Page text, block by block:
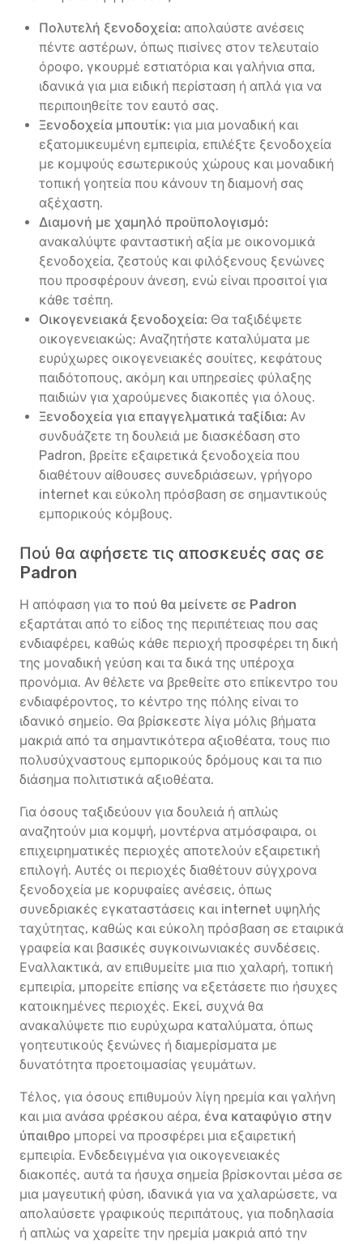
Πολυτελή ξενοδοχεία: απολαύστε ανέσεις
πέντε αστέρων, όπως πισίνες στον τελευταίο
όροφο, γκουρμέ εστιατόρια και γαλήνια σπα,
ιδανικά για μια ειδική περίσταση ή απλά για να
περιποιηθείτε τον εαυτό σας.
Ξενοδοχεία μπουτίκ: για μια μοναδική και
εξατομικευμένη εμπειρία, επιλέξτε ξενοδοχεία
με κομψούς εσωτερικούς χώρους και μοναδική
τοπική γοητεία που κάνουν τη διαμονή σας
αξέχαστη.
Διαμονή με χαμηλό προϋπολογισμό:
ανακαλύψτε φανταστική αξία με οικονομικά
ξενοδοχεία, ζεστούς και φιλόξενους ξενώνες
που προσφέρουν άνεση, ενώ είναι προσιτοί για
κάθε τσέπη.
Οικογενειακά ξενοδοχεία: Θα ταξιδέψετε
οικογενειακώς; Αναζητήστε καταλύματα με
ευρύχωρες οικογενειακές σουίτες, κεφάτους
παιδότοπους, ακόμη και υπηρεσίες φύλαξης
παιδιών για χαρούμενες διακοπές για όλους.
Ξενοδοχεία για επαγγελματικά ταξίδια: Αν
συνδυάζετε τη δουλειά με διασκέδαση στο
Padron, βρείτε εξαιρετικά ξενοδοχεία που
διαθέτουν αίθουσες συνεδριάσεων, γρήγορο
internet και εύκολη πρόσβαση σε σημαντικούς
εμπορικούς κόμβους.
Πού θα αφήσετε τις αποσκευές σας σε
Padron
Η απόφαση για το πού θα μείνετε σε Padron
εξαρτάται από το είδος της περιπέτειας που σας
ενδιαφέρει, καθώς κάθε περιοχή προσφέρει τη δική
της μοναδική γεύση και τα δικά της υπέροχα
προνόμια. Αν θέλετε να βρεθείτε στο επίκεντρο του
ενδιαφέροντος, το κέντρο της πόλης είναι το
ιδανικό σημείο. Θα βρίσκεστε λίγα μόλις βήματα
μακριά από τα σημαντικότερα αξιοθέατα, τους πιο
πολυσύχναστους εμπορικούς δρόμους και τα πιο
διάσημα πολιτιστικά αξιοθέατα.
Για όσους ταξιδεύουν για δουλειά ή απλώς
αναζητούν μια κομψή, μοντέρνα ατμόσφαιρα, οι
επιχειρηματικές περιοχές αποτελούν εξαιρετική
επιλογή. Αυτές οι περιοχές διαθέτουν σύγχρονα
ξενοδοχεία με κορυφαίες ανέσεις, όπως
συνεδριακές εγκαταστάσεις και internet υψηλής
ταχύτητας, καθώς και εύκολη πρόσβαση σε εταιρικά
γραφεία και βασικές συγκοινωνιακές συνδέσεις.
Εναλλακτικά, αν επιθυμείτε μια πιο χαλαρή, τοπική
εμπειρία, μπορείτε επίσης να εξετάσετε πιο ήσυχες
κατοικημένες περιοχές. Εκεί, συχνά θα
ανακαλύψετε πιο ευρύχωρα καταλύματα, όπως
γοητευτικούς ξενώνες ή διαμερίσματα με
δυνατότητα προετοιμασίας γευμάτων.
Τέλος, για όσους επιθυμούν λίγη ηρεμία και γαλήνη
και μια ανάσα φρέσκου αέρα, ένα καταφύγιο στην
ύπαιθρο μπορεί να προσφέρει μια εξαιρετική
εμπειρία. Ενδεδειγμένα για οικογενειακές
διακοπές, αυτά τα ήσυχα σημεία βρίσκονται μέσα σε
μια μαγευτική φύση, ιδανικά για να χαλαρώσετε, να
απολαύσετε γραφικούς περιπάτους, για ποδηλασία
ή απλώς να χαρείτε την ηρεμία μακριά από την